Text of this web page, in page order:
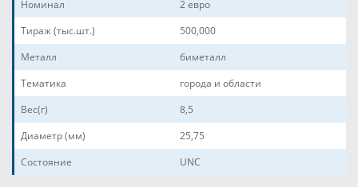
Номинал
2 евро
Тираж (тыс.шт.)
500,000
Металл
биметалл
Тематика
города и области
Вес(г)
8,5
Диаметр (мм)
25,75
Состояние
UNC